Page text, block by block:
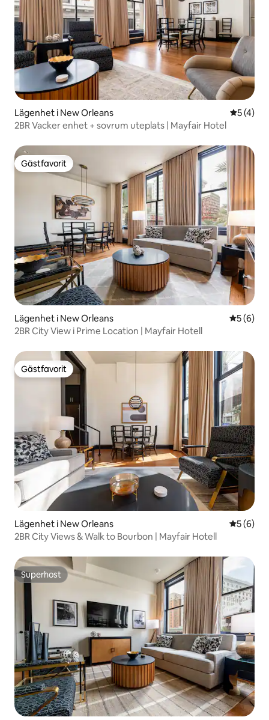
Lägenhet i New Orleans 5 av 5 i
5 (4)
2BR Vacker enhet + sovrum uteplats | Mayfair Hotel
Gästfavorit
Gästfavorit
Lägenhet i New Orleans 5 av 5 i
5 (6)
2BR City View i Prime Location | Mayfair Hotell
Gästfavorit
Gästfavorit
Lägenhet i New Orleans 5 av 5 i
5 (6)
2BR City Views & Walk to Bourbon | Mayfair Hotell
Superhost
Superhost